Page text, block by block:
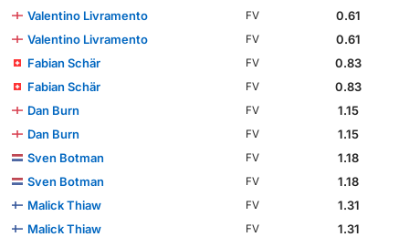
Valentino Livramento
FV
0.61
Valentino Livramento
FV
0.61
Fabian Schär
FV
0.83
Fabian Schär
FV
0.83
Dan Burn
FV
1.15
Dan Burn
FV
1.15
Sven Botman
FV
1.18
Sven Botman
FV
1.18
Malick Thiaw
FV
1.31
Malick Thiaw
FV
1.31